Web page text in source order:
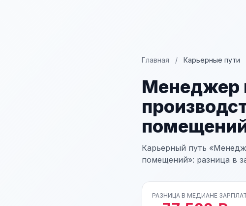
Главная / Карьерные пути
Менеджер
Карьерный путь
помещений»: разница в
РАЗНИЦА В МЕДИАНЕ